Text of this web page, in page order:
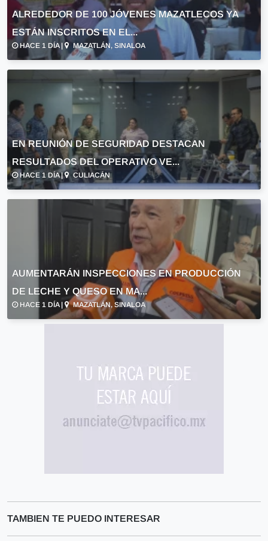
ALREDEDOR DE 100 JÓVENES MAZATLECOS YA
ESTÁN INSCRITOS EN EL...
HACE 1 DÍA | MAZATLÁN, SINALOA
EN REUNIÓN DE SEGURIDAD DESTACAN
RESULTADOS DEL OPERATIVO VE...
HACE 1 DÍA | CULIACÁN
AUMENTARÁN INSPECCIONES EN PRODUCCIÓN
DE LECHE Y QUESO EN MA...
HACE 1 DÍA | MAZATLÁN, SINALOA
TAMBIEN TE PUEDO INTERESAR